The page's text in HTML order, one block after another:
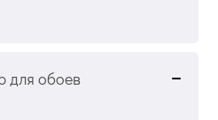
для обоев